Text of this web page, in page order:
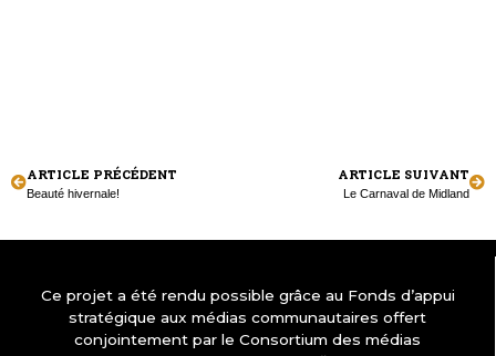
ARTICLE PRÉCÉDENT
Beauté hivernale!
ARTICLE SUIVANT
Le Carnaval de Midland
Ce projet a été rendu possible grâce au Fonds d’appui
stratégique aux médias communautaires offert
conjointement par le Consortium des médias